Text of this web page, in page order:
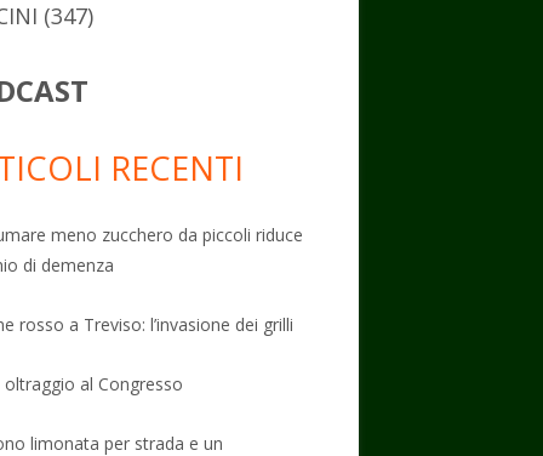
(347)
RECENTI
meno zucchero da piccoli riduce
di demenza
rosso a Treviso: l’invasione dei grilli
oltraggio al Congresso
limonata per strada e un